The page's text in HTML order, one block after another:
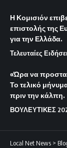
Η Κομισιόν
επιστολής της
για την Ελλάδα.
Τελευταίες
«Ώρα να
Το τελικό
πριν την κάλπη.
ΒΟΥΛΕΥΤΙΚΕΣ
Local Net News >